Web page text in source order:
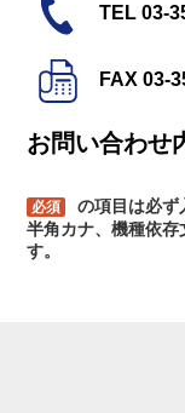
TEL 03-
FAX 03-
お問い合わせ
必須
の項目は必ず
半角カナ、機種依存
す。